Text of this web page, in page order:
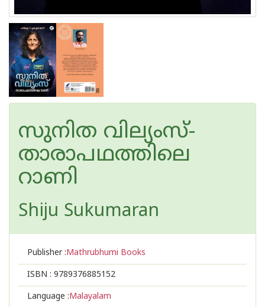
സുനിത വില്യംസ്-
താരാപഥത്തിലെ
റാണി
Shiju Sukumaran
Publisher :Mathrubhumi Books
ISBN : 9789376885152
Language :Malayalam